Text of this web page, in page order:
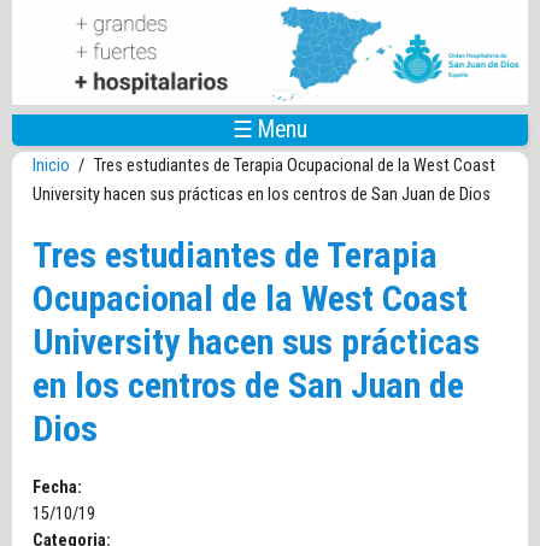
Pasar al contenido principal
☰ Menu
Inicio / Tres estudiantes de Terapia Ocupacional de la West Coast
University hacen sus prácticas en los centros de San Juan de Dios
Tres estudiantes de Terapia
Ocupacional de la West Coast
University hacen sus prácticas
en los centros de San Juan de
Dios
Fecha:
15/10/19
Categoria: